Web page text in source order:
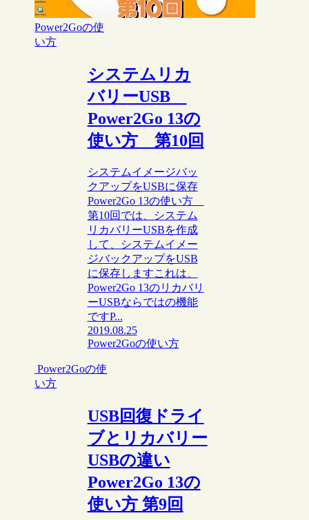
Power2Goの使
い方
システムリカ
バリーUSB
Power2Go 13の
使い方 第10回
システムイメージバッ
クアップをUSBに保存
Power2Go 13の使い方
第10回では、システム
リカバリーUSBを作成
して、システムイメー
ジバックアップをUSB
に保存しますこれは、
Power2Go 13のリカバリ
ーUSBならではの機能
ですP...
2019.08.25
Power2Goの使い方
Power2Goの使
い方
USB回復ドライ
ブとリカバリー
USBの違い
Power2Go 13の
使い方 第9回